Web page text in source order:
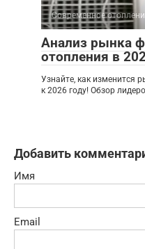
Современное
Анализ рынка
отопления в
Узнайте, как изменится
к 2026 году! Обзор
Добавить
Имя
Email